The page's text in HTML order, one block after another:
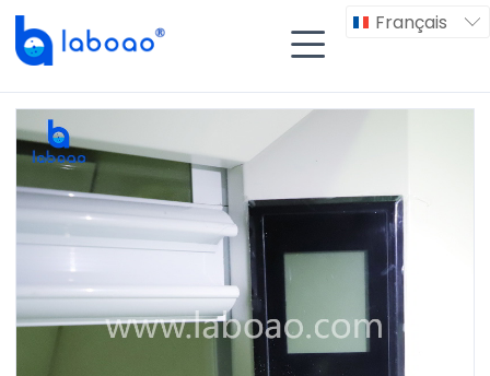
Français 
